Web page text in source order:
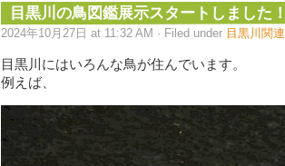
目黒川の鳥図鑑展示スタートしました
2024年10月27日 at 11:32 AM · Filed under 目黒川関連
目黒川にはいろんな鳥が住んでいます。
例えば、